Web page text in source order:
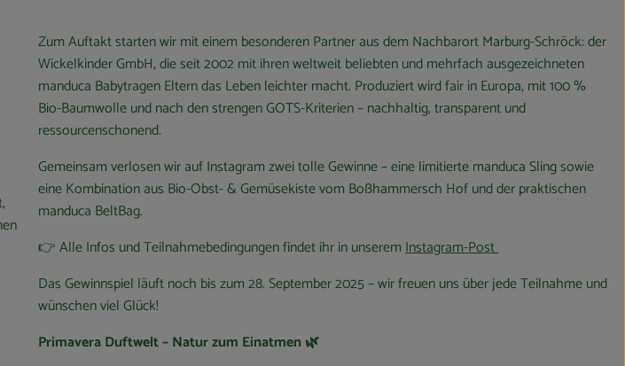
Zum Auftakt starten wir mit einem besonderen Partner aus dem Nachbarort Marburg-Schröck: der
Wickelkinder GmbH, die seit 2002 mit ihren weltweit beliebten und mehrfach ausgezeichneten
manduca Babytragen Eltern das Leben leichter macht. Produziert wird fair in Europa, mit 100 %
Bio-Baumwolle und nach den strengen GOTS-Kriterien – nachhaltig, transparent und
ressourcenschonend.
Gemeinsam verlosen wir auf Instagram zwei tolle Gewinne – eine limitierte manduca Sling sowie
eine Kombination aus Bio-Obst- & Gemüsekiste vom Boßhammersch Hof und der praktischen
manduca BeltBag.
👉 Alle Infos und Teilnahmebedingungen findet ihr in unseremInstagram-Post
Das Gewinnspiel läuft noch bis zum 28. September 2025 – wir freuen uns über jede Teilnahme und
wünschen viel Glück!
Primavera Duftwelt – Natur zum Einatmen 🌿